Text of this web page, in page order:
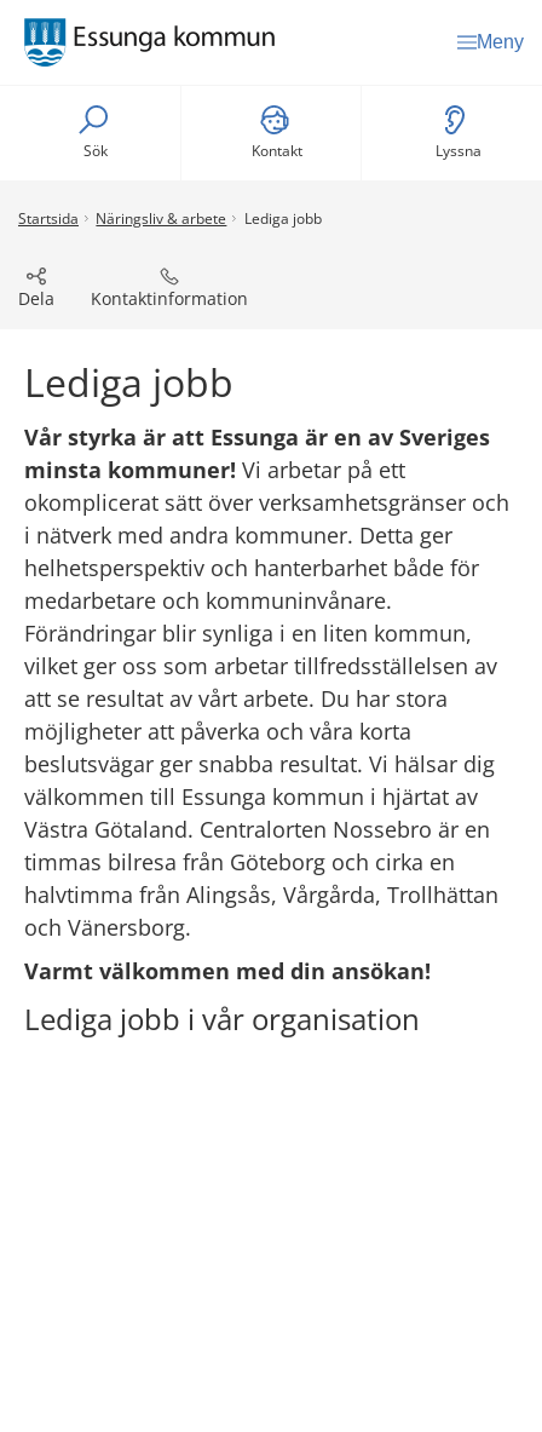
Meny
Sök Kontakt Lyssna
Startsida Näringsliv & arbete Lediga jobb
Dela Kontaktinformation
Lediga jobb
Vår styrka är att Essunga är en av Sveriges
minsta kommuner! Vi arbetar på ett
okomplicerat sätt över verksamhetsgränser och
i nätverk med andra kommuner. Detta ger
helhetsperspektiv och hanterbarhet både för
medarbetare och kommuninvånare.
Förändringar blir synliga i en liten kommun,
vilket ger oss som arbetar tillfredsställelsen av
att se resultat av vårt arbete. Du har stora
möjligheter att påverka och våra korta
beslutsvägar ger snabba resultat. Vi hälsar dig
välkommen till Essunga kommun i hjärtat av
Västra Götaland. Centralorten Nossebro är en
timmas bilresa från Göteborg och cirka en
halvtimma från Alingsås, Vårgårda, Trollhättan
och Vänersborg.
Varmt välkommen med din ansökan!
Lediga jobb i vår organisation